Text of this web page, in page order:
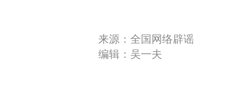
来源：全国网络辟谣
编辑：吴一夫